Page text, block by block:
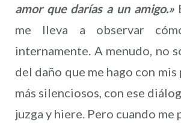
amor que darías a un amigo.»
me lleva a observar
internamente. A menudo, no
del daño que me hago con
más silenciosos, con ese
juzga y hiere. Pero cuando